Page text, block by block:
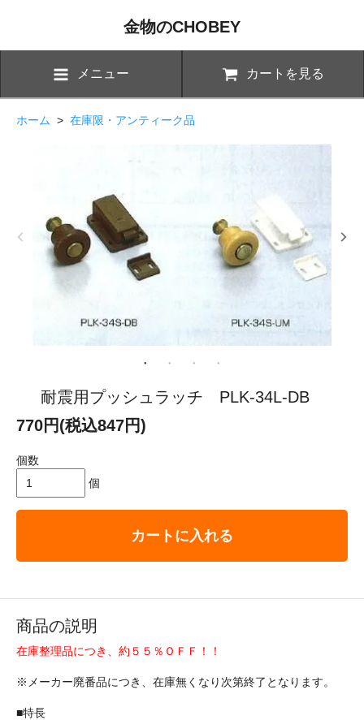
金物のCHOBEY
メニュー カートを見る
ホーム > 在庫限・アンティーク品
耐震用プッシュラッチ PLK-34L-DB
770円(税込847円)
個数
個
カートに入れる
商品の説明
在庫整理品につき、約５５％ＯＦＦ！！
※メーカー廃番品につき、在庫無くなり次第終了となります。
■特長